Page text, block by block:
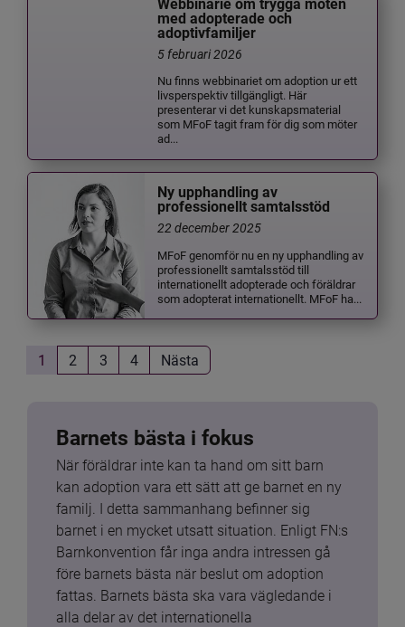
Webbinarie om trygga möten
med adopterade och
adoptivfamiljer
5 februari 2026
Nu finns webbinariet om adoption ur ett
livsperspektiv tillgängligt. Här
presenterar vi det kunskapsmaterial
som MFoF tagit fram för dig som möter
ad...
Ny upphandling av
professionellt samtalsstöd
22 december 2025
MFoF genomför nu en ny upphandling av
professionellt samtalsstöd till
internationellt adopterade och föräldrar
som adopterat internationellt. MFoF ha...
1 2 3 4 Nästa
Barnets bästa i fokus
När föräldrar inte kan ta hand om sitt barn
kan adoption vara ett sätt att ge barnet en ny
familj. I detta sammanhang befinner sig
barnet i en mycket utsatt situation. Enligt FN:s
Barnkonvention får inga andra intressen gå
före barnets bästa när beslut om adoption
fattas. Barnets bästa ska vara vägledande i
alla delar av det internationella